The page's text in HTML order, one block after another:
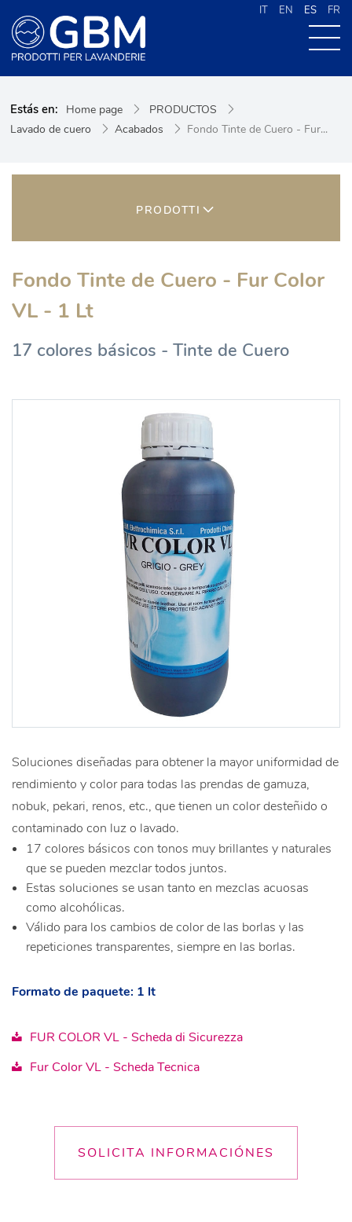
IT EN ES FR
PRODUCTOS
CONTACTOS
Estás en: Home page
PRODUCTOS
Lavado de cuero
Acabados Fondo Tinte de Cuero - Fur...
PRODOTTI
Fondo Tinte de Cuero - Fur Color
VL - 1 Lt
17 colores básicos - Tinte de Cuero
Soluciones diseñadas para obtener la mayor uniformidad de
rendimiento y color para todas las prendas de gamuza,
nobuk, pekari, renos, etc., que tienen un color desteñido o
contaminado con luz o lavado.
17 colores básicos con tonos muy brillantes y naturales
que se pueden mezclar todos juntos.
Estas soluciones se usan tanto en mezclas acuosas
como alcohólicas.
Válido para los cambios de color de las borlas y las
repeticiones transparentes, siempre en las borlas.
Formato de paquete: 1 lt
FUR COLOR VL - Scheda di Sicurezza
Fur Color VL - Scheda Tecnica
SOLICITA INFORMACIÓNES